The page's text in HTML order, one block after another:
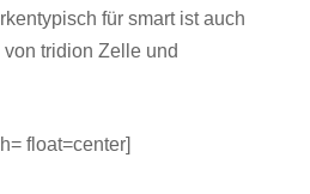
für smart ist auch
tridion Zelle und
float=center]